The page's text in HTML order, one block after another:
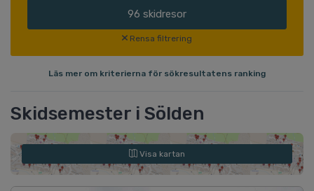
96 skidresor
Rensa filtrering
Läs mer om kriterierna för sökresultatens ranking
Skidsemester i Sölden
Visa kartan